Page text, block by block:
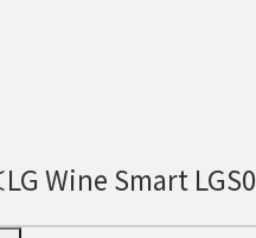
Wine Smart